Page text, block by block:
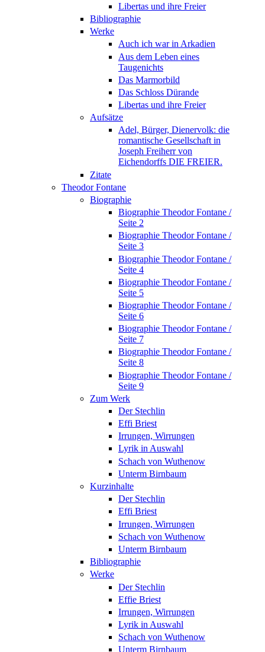
Libertas und ihre Freier
Bibliographie
Werke
Auch ich war in Arkadien
Aus dem Leben eines
Taugenichts
Das Marmorbild
Das Schloss Dürande
Libertas und ihre Freier
Aufsätze
Adel, Bürger, Dienervolk: die
romantische Gesellschaft in
Joseph Freiherr von
Eichendorffs DIE FREIER.
Zitate
Theodor Fontane
Biographie
Biographie Theodor Fontane /
Seite 2
Biographie Theodor Fontane /
Seite 3
Biographie Theodor Fontane /
Seite 4
Biographie Theodor Fontane /
Seite 5
Biographie Theodor Fontane /
Seite 6
Biographie Theodor Fontane /
Seite 7
Biographie Theodor Fontane /
Seite 8
Biographie Theodor Fontane /
Seite 9
Zum Werk
Der Stechlin
Effi Briest
Irrungen, Wirrungen
Lyrik in Auswahl
Schach von Wuthenow
Unterm Birnbaum
Kurzinhalte
Der Stechlin
Effi Briest
Irrungen, Wirrungen
Schach von Wuthenow
Unterm Birnbaum
Bibliographie
Werke
Der Stechlin
Effie Briest
Irrungen, Wirrungen
Lyrik in Auswahl
Schach von Wuthenow
Unterm Birnbaum